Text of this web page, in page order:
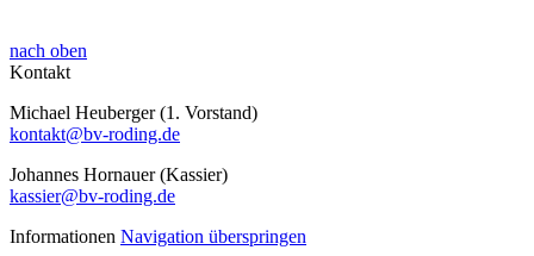
nach oben
Kontakt
Michael Heuberger (1. Vorstand)
kontakt@bv-roding.de
Johannes Hornauer (Kassier)
kassier@bv-roding.de
Informationen Navigation überspringen